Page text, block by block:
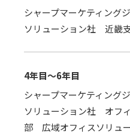
シャープマーケティング
ソリューション社 近畿
4年目～6年目
シャープマーケティング
ソリューション社 オフ
部 広域オフィスソリュ